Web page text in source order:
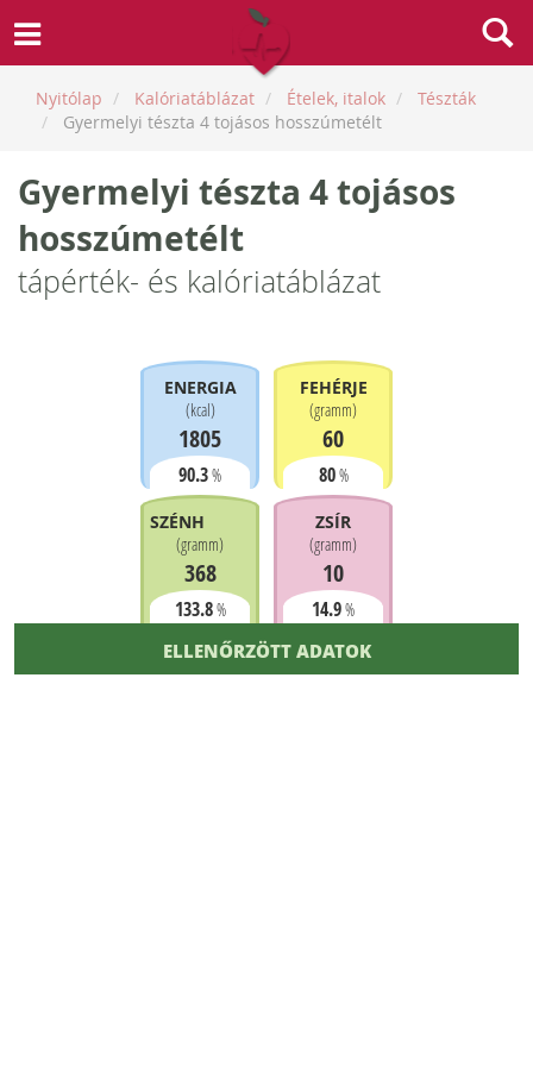
Nyitólap Kalóriatáblázat Ételek, italok
Tészták
Gyermelyi tészta 4 tojásos hosszúmetélt
Gyermelyi tészta 4 tojásos
hosszúmetélt
tápérték- és kalóriatáblázat
ENERGIA
(kcal)
1805
90.3%
FEHÉRJE
(gramm)
60
80%
SZÉNHIDRÁT
(gramm)
368
133.8%
ZSÍR
(gramm)
10
14.9%
ELLENŐRZÖTT ADATOK